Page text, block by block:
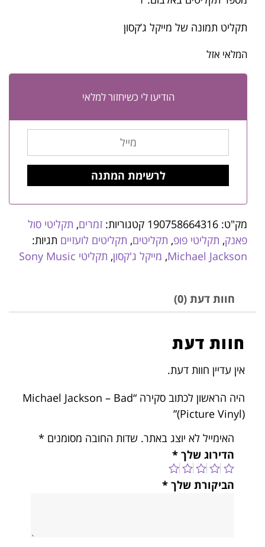
תקליט תמונה של מייקל ג’קסון
המלאי אזל
הודיעו לי כשיחזור למלאי
מק"ט: 190758664316 קטגוריות: זמרים, תקליטי סול
פאנק, תקליטי פופ, תקליטים, תקליטים לועזיים תגיות:
Michael Jackson
, מייקל ג'קסון, תקליטי Sony Music
חוות דעת (0)
חוות דעת
אין עדיין חוות דעת.
היה הראשון לכתוב סקירה “Michael Jackson – Bad
(Picture Vinyl)”
האימייל לא יוצג באתר. שדות החובה מסומנים *
הדירוג שלך *
הביקורת שלך *